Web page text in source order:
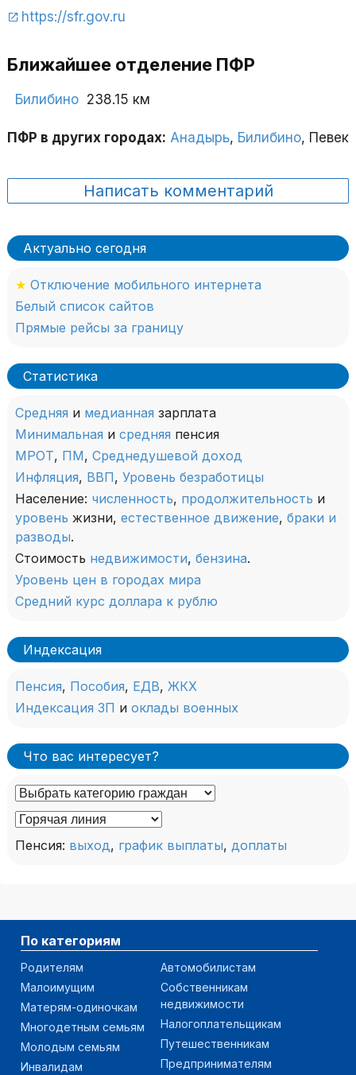
https://sfr.gov.ru
Ближайшее отделение ПФР
Билибино 238.15 км
ПФР в других городах: Анадырь, Билибино, Певек
Написать комментарий
Актуально сегодня
★ Отключение мобильного интернета
Белый список сайтов
Прямые рейсы за границу
Статистика
Средняя и медианная зарплата
Минимальная и средняя пенсия
МРОТ, ПМ, Среднедушевой доход
Инфляция, ВВП, Уровень безработицы
Население: численность, продолжительность и
уровень жизни, естественное движение, браки и
разводы.
Стоимость недвижимости, бензина.
Уровень цен в городах мира
Средний курс доллара к рублю
Индексация
Пенсия, Пособия, ЕДВ, ЖКХ
Индексация ЗП и оклады военных
Что вас интересует?
Пенсия: выход, график выплаты, доплаты
По категориям
Родителям
Малоимущим
Матерям-одиночкам
Многодетным семьям
Молодым семьям
Инвалидам
Автомобилистам
Собственникам
недвижимости
Налогоплательщикам
Путешественникам
Предпринимателям